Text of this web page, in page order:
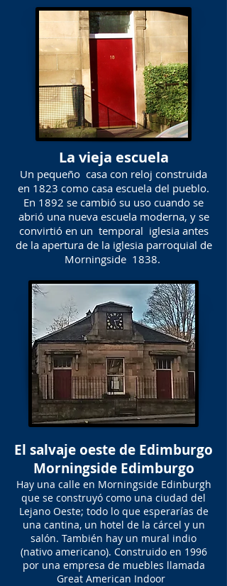
La vieja escuela
Un pequeño casa con reloj construida
en 1823 como casa escuela del pueblo.
En 1892 se cambió su uso cuando se
abrió una nueva escuela moderna, y se
convirtió en un temporal iglesia antes
de la apertura de la iglesia parroquial de
Morningside 1838.
El salvaje oeste de Edimburgo
Morningside Edimburgo
Hay una calle en Morningside Edinburgh
que se construyó como una ciudad del
Lejano Oeste; todo lo que esperarías de
una cantina, un hotel de la cárcel y un
salón. También hay un mural indio
(nativo americano). Construido en 1996
por una empresa de muebles llamada
Great American Indoor